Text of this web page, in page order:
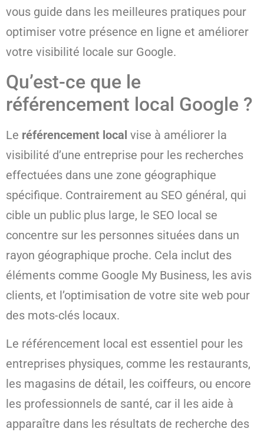
vous guide dans les meilleures pratiques pour
optimiser votre présence en ligne et améliorer
votre visibilité locale sur Google.
Qu’est-ce que le
référencement local Google ?
Le référencement local vise à améliorer la
visibilité d’une entreprise pour les recherches
effectuées dans une zone géographique
spécifique. Contrairement au SEO général, qui
cible un public plus large, le SEO local se
concentre sur les personnes situées dans un
rayon géographique proche. Cela inclut des
éléments comme Google My Business, les avis
clients, et l’optimisation de votre site web pour
des mots-clés locaux.
Le référencement local est essentiel pour les
entreprises physiques, comme les restaurants,
les magasins de détail, les coiffeurs, ou encore
les professionnels de santé, car il les aide à
apparaître dans les résultats de recherche des